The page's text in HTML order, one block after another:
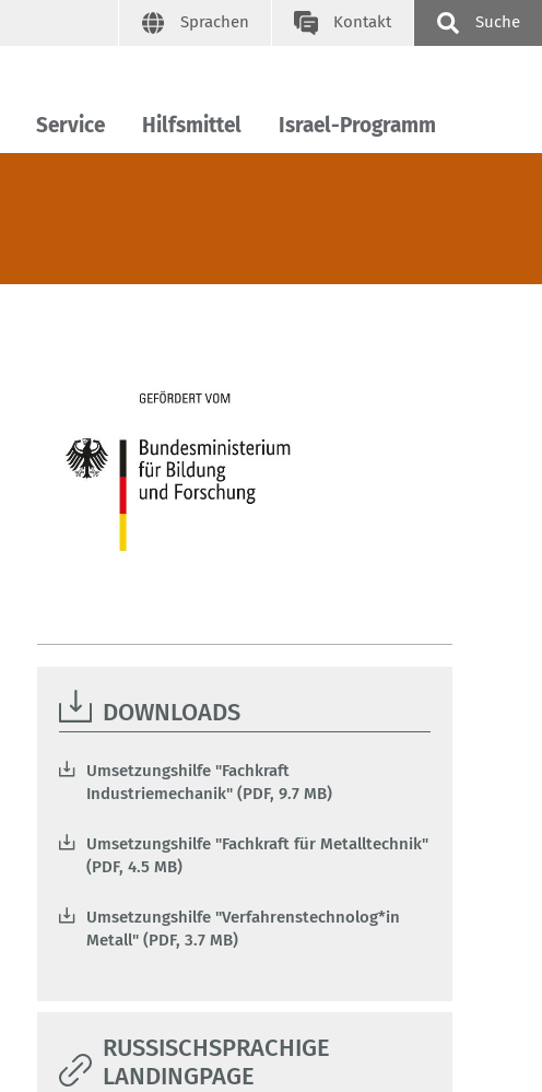
Sprachen Kontakt Suche
Service Hilfsmittel Israel-Programm
DOWNLOADS
Umsetzungshilfe "Fachkraft
Industriemechanik" (PDF, 9.7 MB)
Umsetzungshilfe "Fachkraft für Metalltechnik"
(PDF, 4.5 MB)
Umsetzungshilfe "Verfahrenstechnolog*in
Metall" (PDF, 3.7 MB)
RUSSISCHSPRACHIGE
LANDINGPAGE